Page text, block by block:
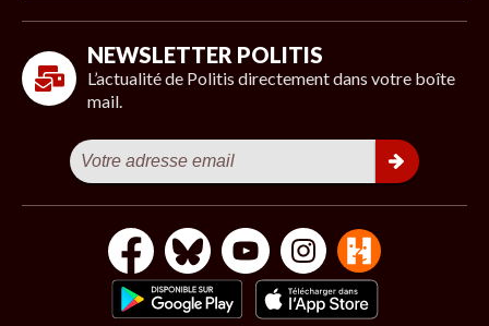
NEWSLETTER POLITIS
L’actualité de Politis directement dans votre boîte
mail.